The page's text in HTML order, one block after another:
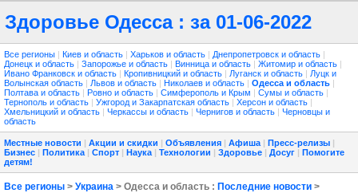
Здоровье Одесса : за 01-06-2022
Все регионы | Киев и область | Харьков и область | Днепропетровск и область |
Донецк и область | Запорожье и область | Винница и область | Житомир и область |
Ивано Франковск и область | Кропивницкий и область | Луганск и область | Луцк и
Волынская область | Львов и область | Николаев и область | Одесса и область |
Полтава и область | Ровно и область | Симферополь и Крым | Сумы и область |
Тернополь и область | Ужгород и Закарпатская область | Херсон и область |
Хмельницкий и область | Черкассы и область | Чернигов и область | Черновцы и
область
Местные новости | Акции и скидки | Объявления | Афиша | Пресс-релизы |
Бизнес | Политика | Спорт | Наука | Технологии | Здоровье | Досуг | Помогите
детям!
Все регионы > Украина > Одесса и область : Последние новости >